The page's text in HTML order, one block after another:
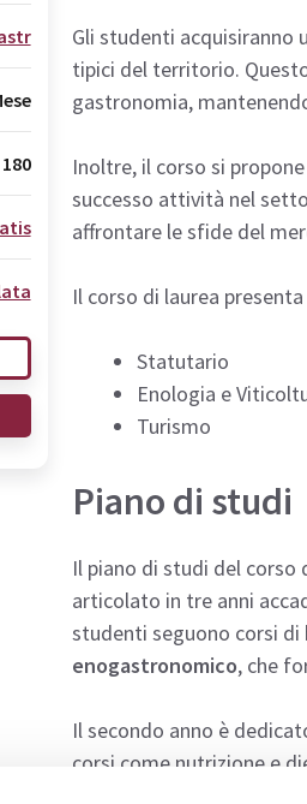
Gli studenti acquisiranno
tipici del territorio.
gastronomia,
Inoltre, il corso si
successo attività nel
affrontare le sfide del
Il corso di laurea
Statutario
Enologia e
Turismo
Piano di studi
Il piano di studi del corso
articolato in tre anni
studenti seguono corsi di
enogastronomico, che
Il secondo anno è
corsi come nutrizione e
180